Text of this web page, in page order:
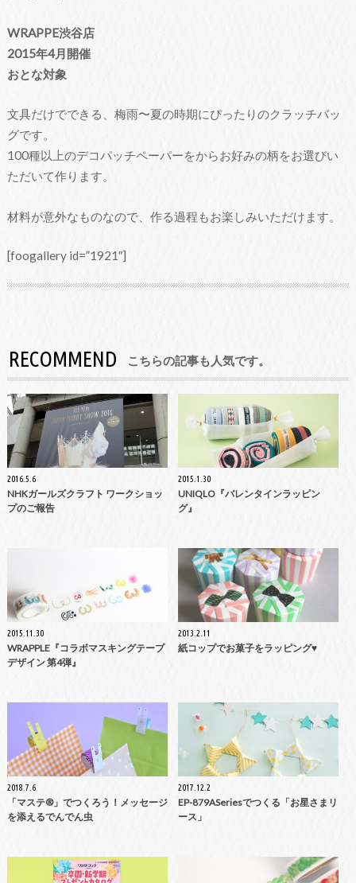
WRAPPE渋谷店
2015年4月開催
おとな対象
文具だけでできる、梅雨〜夏の時期にぴったりのクラッチバッ
グです。
100種以上のデコパッチペーパーをからお好みの柄をお選びい
ただいて作ります。
材料が意外なものなので、作る過程もお楽しみいただけます。
[foogallery id=”1921″]
RECOMMEND こちらの記事も人気です。
2016.5.6
NHKガールズクラフト ワークショッ
プのご報告
2015.1.30
UNIQLO『バレンタインラッピン
グ』
2015.11.30
WRAPPLE『コラボマスキングテープ
デザイン 第4弾』
2013.2.11
紙コップでお菓子をラッピング♥
2018.7.6
「マステ®」でつくろう！メッセージ
を添えるでんでん虫
2017.12.2
EP-879ASeriesでつくる「お星さまリ
ース」